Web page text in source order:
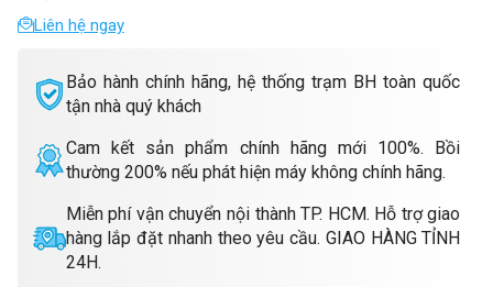
Bảo hành chính hãng, hệ thống trạm BH toàn quốc
tận nhà quý khách
Cam kết sản phẩm chính hãng mới 100%. Bồi
thường 200% nếu phát hiện máy không chính hãng.
Miễn phí vận chuyển nội thành TP. HCM. Hỗ trợ giao
hàng lắp đặt nhanh theo yêu cầu. GIAO HÀNG TỈNH
24H.
Liên hệ ngay